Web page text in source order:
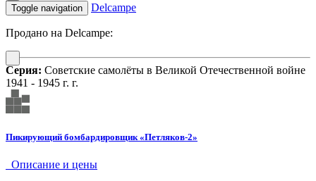
Toggle navigation Delcampe
Продано на Delcampe:
Серия: Советские самолёты в Великой Отечественной войне
1941 - 1945 г. г.
Пикирующий бомбардировщик «Петляков-2»
Описание и цены